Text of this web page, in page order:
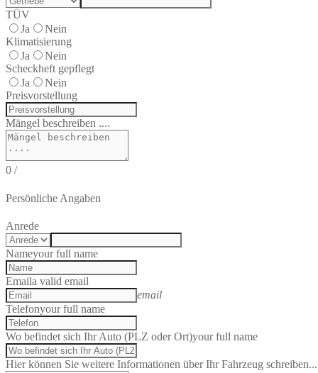
TÜV
Ja
Nein
Klimatisierung
Ja
Nein
Scheckheft gepflegt
Ja
Nein
Preisvorstellung
Mängel beschreiben ....
0 /
Persönliche Angaben
Anrede
Nameyour full name
Emaila valid email
email
Telefonyour full name
Wo befindet sich Ihr Auto (PLZ oder Ort)your full name
Hier können Sie weitere Informationen über Ihr Fahrzeug schreiben...